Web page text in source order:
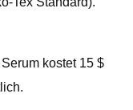
kostet 15 $